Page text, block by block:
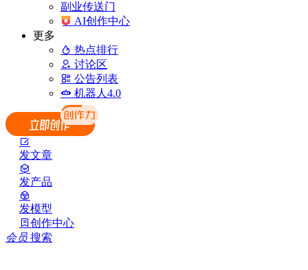
副业传送门
AI创作中心
更多
热点排行
讨论区
公告列表
机器人4.0
发文章
发产品
发模型
创作中心
会员 搜索